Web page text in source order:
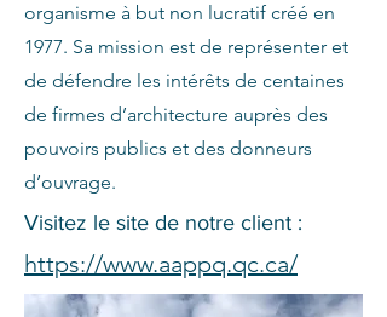
organisme à but non lucratif créé en
1977. Sa mission est de représenter et
de défendre les intérêts de centaines
de firmes d’architecture auprès des
pouvoirs publics et des donneurs
d’ouvrage.
Visitez le site de notre client :
https://www.aappq.qc.ca/